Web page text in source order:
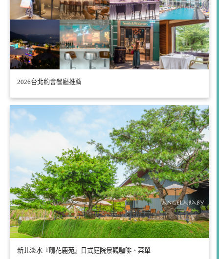
2026台北約會餐廳推薦
新北淡水『晴花鹿苑』日式庭院景觀咖啡、菜單